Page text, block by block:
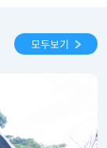
모두보기